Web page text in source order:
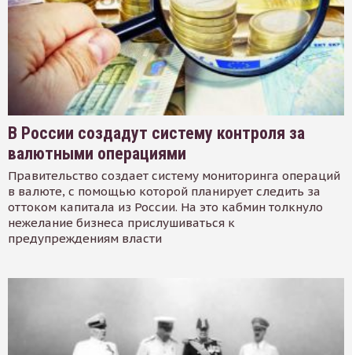
В России создадут систему контроля за
валютными операциями
Правительство создает систему мониторинга операций
в валюте, с помощью которой планирует следить за
оттоком капитала из России. На это кабмин толкнуло
нежелание бизнеса прислушиваться к
предупреждениям власти